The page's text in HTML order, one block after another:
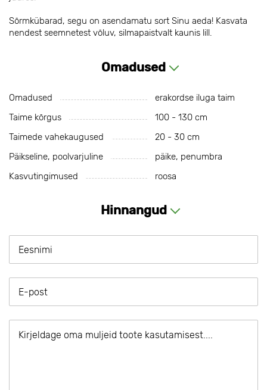
Sõrmkübarad, segu on asendamatu sort Sinu aeda! Kasvata
nendest seemnetest võluv, silmapaistvalt kaunis lill.
Omadused
Omadused
erakordse iluga taim
Taime kõrgus
100 - 130 cm
Taimede vahekaugused
20 - 30 cm
Päikseline, poolvarjuline
päike, penumbra
Kasvutingimused
roosa
Hinnangud